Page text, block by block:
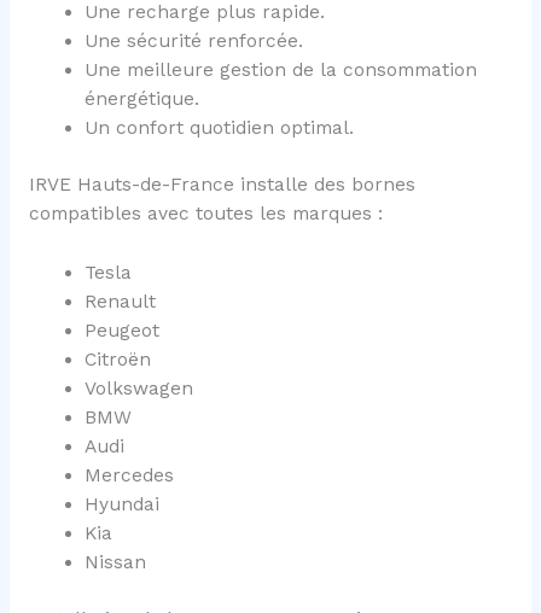
Une recharge plus rapide.
Une sécurité renforcée.
Une meilleure gestion de la consommation
énergétique.
Un confort quotidien optimal.
IRVE Hauts-de-France installe des bornes
compatibles avec toutes les marques :
Tesla
Renault
Peugeot
Citroën
Volkswagen
BMW
Audi
Mercedes
Hyundai
Kia
Nissan